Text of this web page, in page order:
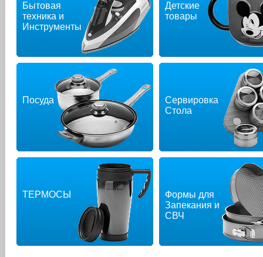
Бытовая
техника и
Инструменты
Детские
товары
Посуда
Сервировка
Стола
ТЕРМОСЫ
Формы для
Запекания и
СВЧ